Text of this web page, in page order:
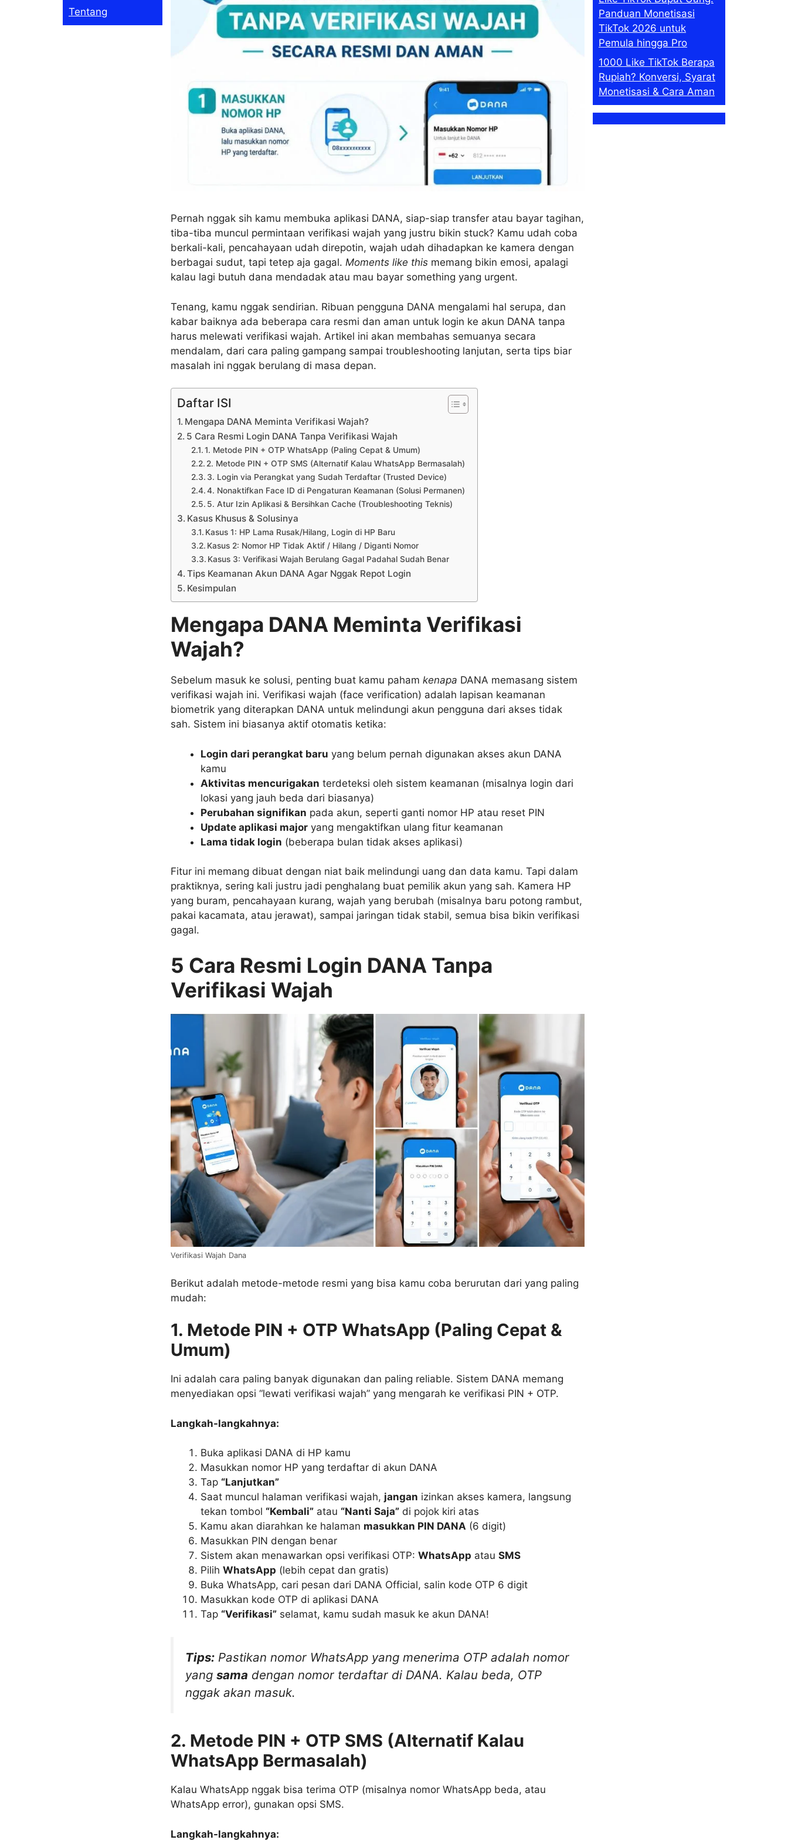
Pernah nggak sih kamu membuka aplikasi DANA, siap-siap transfer atau bayar tagihan,
tiba-tiba muncul permintaan verifikasi wajah yang justru bikin stuck? Kamu udah coba
berkali-kali, pencahayaan udah direpotin, wajah udah dihadapkan ke kamera dengan
berbagai sudut, tapi tetep aja gagal. Moments like thismemang bikin emosi, apalagi
kalau lagi butuh dana mendadak atau mau bayar something yang urgent.
Tenang, kamu nggak sendirian. Ribuan pengguna DANA mengalami hal serupa, dan
kabar baiknya ada beberapa cara resmi dan aman untuk login ke akun DANA tanpa
harus melewati verifikasi wajah. Artikel ini akan membahas semuanya secara
mendalam, dari cara paling gampang sampai troubleshooting lanjutan, serta tips biar
masalah ini nggak berulang di masa depan.
Daftar ISI
Mengapa DANA Meminta Verifikasi Wajah?
5 Cara Resmi Login DANA Tanpa Verifikasi Wajah
1. Metode PIN + OTP WhatsApp (Paling Cepat & Umum)
2. Metode PIN + OTP SMS (Alternatif Kalau WhatsApp Bermasalah)
3. Login via Perangkat yang Sudah Terdaftar (Trusted Device)
4. Nonaktifkan Face ID di Pengaturan Keamanan (Solusi Permanen)
5. Atur Izin Aplikasi & Bersihkan Cache (Troubleshooting Teknis)
Kasus Khusus & Solusinya
Kasus 1: HP Lama Rusak/Hilang, Login di HP Baru
Kasus 2: Nomor HP Tidak Aktif / Hilang / Diganti Nomor
Kasus 3: Verifikasi Wajah Berulang Gagal Padahal Sudah Benar
Tips Keamanan Akun DANA Agar Nggak Repot Login
Kesimpulan
Mengapa DANA Meminta Verifikasi
Wajah?
Sebelum masuk ke solusi, penting buat kamu paham kenapa DANA memasang sistem
verifikasi wajah ini. Verifikasi wajah (face verification) adalah lapisan keamanan
biometrik yang diterapkan DANA untuk melindungi akun pengguna dari akses tidak
sah. Sistem ini biasanya aktif otomatis ketika:
Login dari perangkat baru yang belum pernah digunakan akses akun DANA
kamu
Aktivitas mencurigakan terdeteksi oleh sistem keamanan (misalnya login dari
lokasi yang jauh beda dari biasanya)
Perubahan signifikan pada akun, seperti ganti nomor HP atau reset PIN
Update aplikasi majoryang mengaktifkan ulang fitur keamanan
Lama tidak login (beberapa bulan tidak akses aplikasi)
Fitur ini memang dibuat dengan niat baik melindungi uang dan data kamu. Tapi dalam
praktiknya, sering kali justru jadi penghalang buat pemilik akun yang sah. Kamera HP
yang buram, pencahayaan kurang, wajah yang berubah (misalnya baru potong rambut,
pakai kacamata, atau jerawat), sampai jaringan tidak stabil, semua bisa bikin verifikasi
gagal.
5 Cara Resmi Login DANA Tanpa
Verifikasi Wajah
Verifikasi Wajah Dana
Berikut adalah metode-metode resmi yang bisa kamu coba berurutan dari yang paling
mudah:
1. Metode PIN + OTP WhatsApp (Paling Cepat &
Umum)
Ini adalah cara paling banyak digunakan dan paling reliable. Sistem DANA memang
menyediakan opsi “lewati verifikasi wajah” yang mengarah ke verifikasi PIN + OTP.
Langkah-langkahnya:
Buka aplikasi DANA di HP kamu
Masukkan nomor HP yang terdaftar di akun DANA
Tap “Lanjutkan”
Saat muncul halaman verifikasi wajah, jangan izinkan akses kamera, langsung
tekan tombol “Kembali”atau “Nanti Saja”di pojok kiri atas
Kamu akan diarahkan ke halaman masukkan PIN DANA(6 digit)
Masukkan PIN dengan benar
Sistem akan menawarkan opsi verifikasi OTP: WhatsApp atau SMS
Pilih WhatsApp (lebih cepat dan gratis)
Buka WhatsApp, cari pesan dari DANA Official, salin kode OTP 6 digit
Masukkan kode OTP di aplikasi DANA
Tap “Verifikasi”selamat, kamu sudah masuk ke akun DANA!
Tips:Pastikan nomor WhatsApp yang menerima OTP adalah nomor
yang sama dengan nomor terdaftar di DANA. Kalau beda, OTP
nggak akan masuk.
2. Metode PIN + OTP SMS (Alternatif Kalau
WhatsApp Bermasalah)
Kalau WhatsApp nggak bisa terima OTP (misalnya nomor WhatsApp beda, atau
WhatsApp error), gunakan opsi SMS.
Langkah-langkahnya:
Tentang
Panduan Monetisasi
TikTok 2026 untuk
Pemula hingga Pro
1000 Like TikTok Berapa
Rupiah? Konversi, Syarat
Monetisasi & Cara Aman